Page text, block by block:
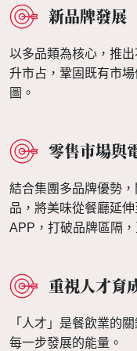
新品牌發展
以多品類為核心，推
升市占，鞏固既有市
圖。
零售市場與
結合集團多品牌優勢
品，將美味從餐廳延
APP，打破品牌區隔，
重視人才育
「人才」是餐飲業的
每一步發展的能量。